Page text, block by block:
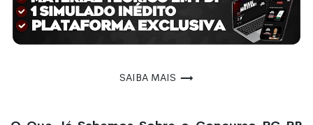
Saiba mais